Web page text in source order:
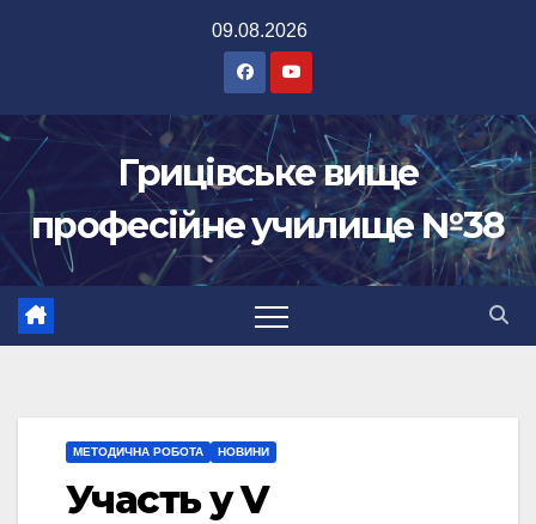
09.08.2026
Грицівське вище
професійне училище №38
МЕТОДИЧНА РОБОТА НОВИНИ
Участь у V